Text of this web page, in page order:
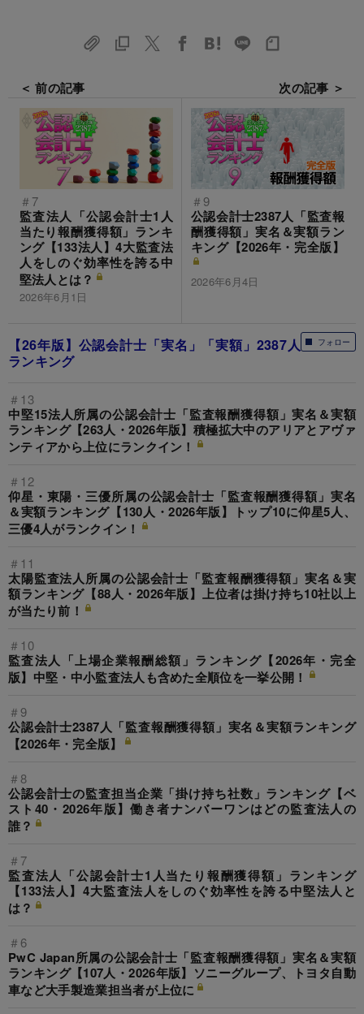
＜ 前の記事
＃7
監査法人「公認会計士1人
当たり報酬獲得額」ランキ
ング【133法人】4大監査法
人をしのぐ効率性を誇る中
堅法人とは？
2026年6月1日
次の記事 ＞
＃9
公認会計士2387人「監査報
酬獲得額」実名＆実額ラン
キング【2026年・完全版】
2026年6月4日
フォロー
【26年版】公認会計士「実名」「実額」2387人
ランキング
＃13
中堅15法人所属の公認会計士「監査報酬獲得額」実名＆実額
ランキング【263人・2026年版】積極拡大中のアリアとアヴァ
ンティアから上位にランクイン！
＃12
仰星・東陽・三優所属の公認会計士「監査報酬獲得額」実名
＆実額ランキング【130人・2026年版】トップ10に仰星5人、
三優4人がランクイン！
＃11
太陽監査法人所属の公認会計士「監査報酬獲得額」実名＆実
額ランキング【88人・2026年版】上位者は掛け持ち10社以上
が当たり前！
＃10
監査法人「上場企業報酬総額」ランキング【2026年・完全
版】中堅・中小監査法人も含めた全順位を一挙公開！
＃9
公認会計士2387人「監査報酬獲得額」実名＆実額ランキング
【2026年・完全版】
＃8
公認会計士の監査担当企業「掛け持ち社数」ランキング【ベ
スト40・2026年版】働き者ナンバーワンはどの監査法人の
誰？
＃7
監査法人「公認会計士1人当たり報酬獲得額」ランキング
【133法人】4大監査法人をしのぐ効率性を誇る中堅法人と
は？
＃6
PwC Japan所属の公認会計士「監査報酬獲得額」実名＆実額
ランキング【107人・2026年版】ソニーグループ、トヨタ自動
車など大手製造業担当者が上位に